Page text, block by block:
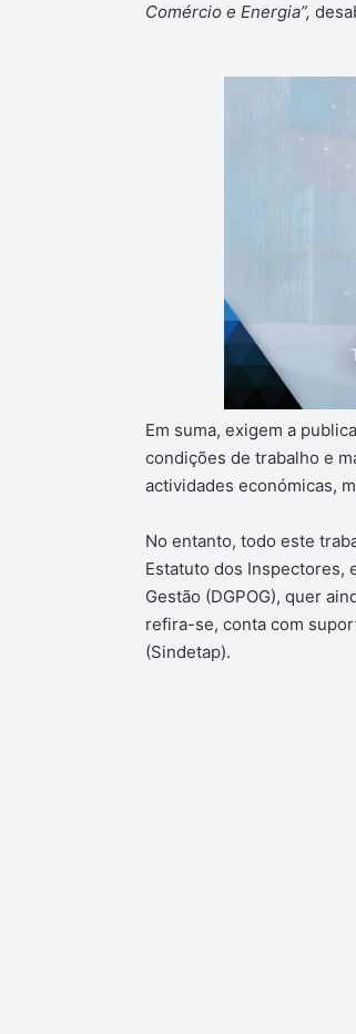
Comércio e Energia”,
Em suma, exigem a
condições de trabalho e
actividades económicas,
No entanto, todo este
Estatuto dos Inspectores,
Gestão (DGPOG), quer
refira-se, conta com
(Sindetap).